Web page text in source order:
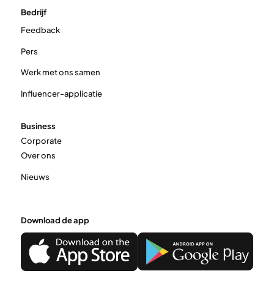
Bedrijf
Feedback
Pers
Werk met ons samen
Influencer-applicatie
Business
Corporate
Over ons
Nieuws
Download de app